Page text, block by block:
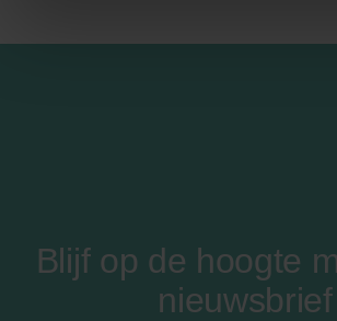
Blijf op de hoogte
nieuwsbrief